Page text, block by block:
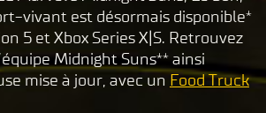
vivant est désormais disponible*
5 et Xbox Series X|S. Retrouvez
Midnight Suns** ainsi
mise à jour, avec un Food Truck